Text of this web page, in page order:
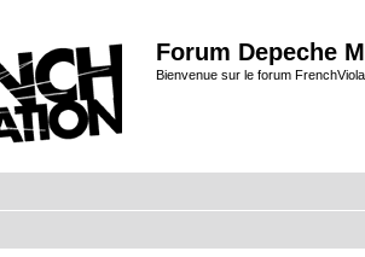
Forum Depeche
Bienvenue sur le forum